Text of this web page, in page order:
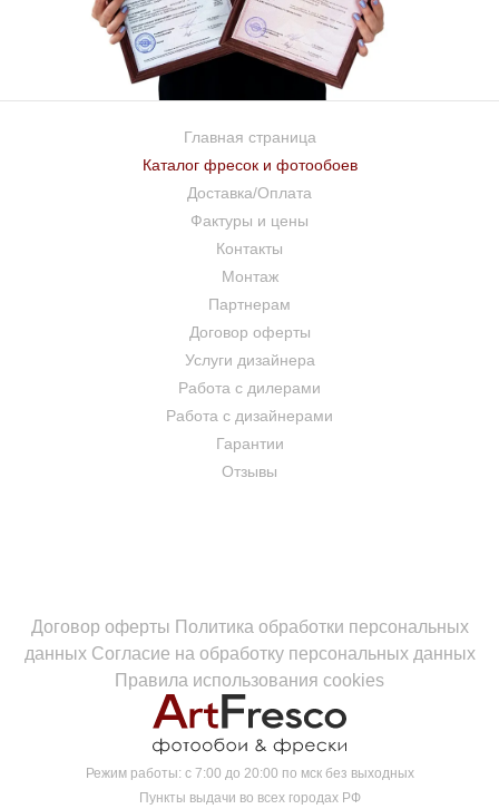
Главная страница
Каталог фресок и фотообоев
Доставка/Оплата
Фактуры и цены
Контакты
Монтаж
Партнерам
Договор оферты
Услуги дизайнера
Работа с дилерами
Работа с дизайнерами
Гарантии
Отзывы
Договор оферты Политика обработки персональных
данных Согласие на обработку персональных данных
Правила использования cookies
Режим работы: с 7:00 до 20:00 по мск без выходных
Пункты выдачи во всех городах РФ